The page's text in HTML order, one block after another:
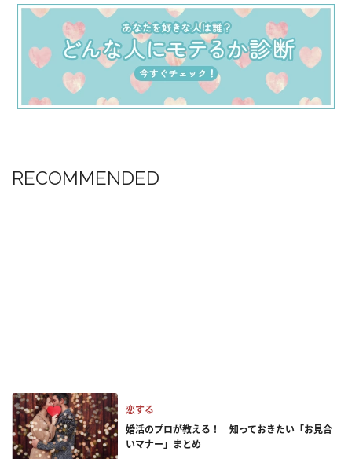
RECOMMENDED
恋する
婚活のプロが教える！ 知っておきたい「お見合
いマナー」まとめ